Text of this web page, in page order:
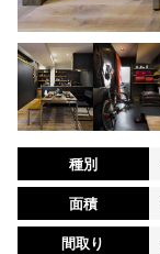
種別
面積
間取り